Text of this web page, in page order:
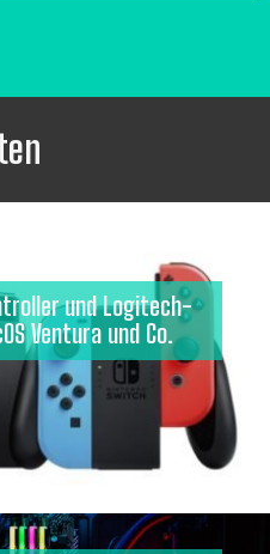
und Logitech-
Ventura und Co.